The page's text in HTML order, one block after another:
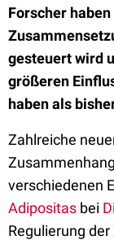
Forscher
gesteuert wird
größeren
haben als
Zahlreiche
verschiedenen
Adipositas bei
Regulierung